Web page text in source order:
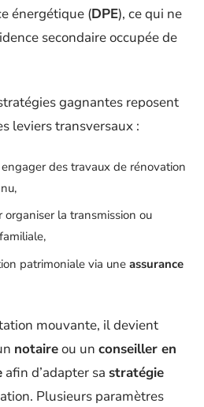
énergétique (DPE), ce qui ne
secondaire occupée de
gagnantes reposent
leviers transversaux :
engager des travaux de rénovation
organiser la transmission ou
patrimoniale via une assurance
mouvante, il devient
notaireou un conseiller en
afin d’adapter sa stratégie
Plusieurs paramètres